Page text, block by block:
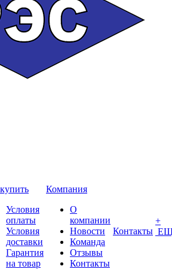
Условия
оплаты
Условия
доставки
Гарантия
на товар
Компания
О
компании
Новости
Команда
Отзывы
Контакты
Контакты
+